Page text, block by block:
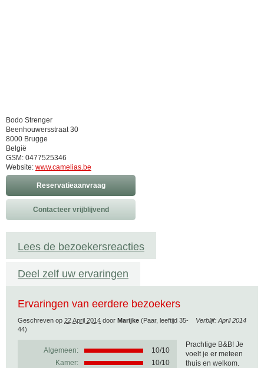
Bodo Strenger
Beenhouwersstraat 30
8000 Brugge
België
GSM: 0477525346
Website: www.camelias.be
Reservatieaanvraag
Contacteer vrijblijvend
Lees de bezoekersreacties
Deel zelf uw ervaringen
Ervaringen van eerdere bezoekers
Verblijf: April 2014
Geschreven op 22 April 2014 door Marijke (Paar, leeftijd 35-
44)
Algemeen: 10/10
Kamer:
10/10
Prachtige B&B! Je
voelt je er meteen
thuis en welkom.